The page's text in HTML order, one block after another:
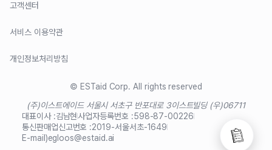
고객센터
서비스 이용약관
개인정보처리방침
© ESTaid Corp. All rights reserved
(주)이스트에이드 서울시 서초구 반포대로 3이스트빌딩 (우)06711
대표이사 :김남현사업자등록번호 :598-87-00226
통신판매업신고번호 :2019-서울서초-1649
E-mail)egloos@estaid.ai